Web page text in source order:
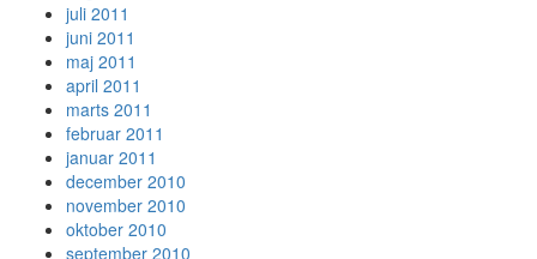
juli 2011
juni 2011
maj 2011
april 2011
marts 2011
februar 2011
januar 2011
december 2010
november 2010
oktober 2010
september 2010